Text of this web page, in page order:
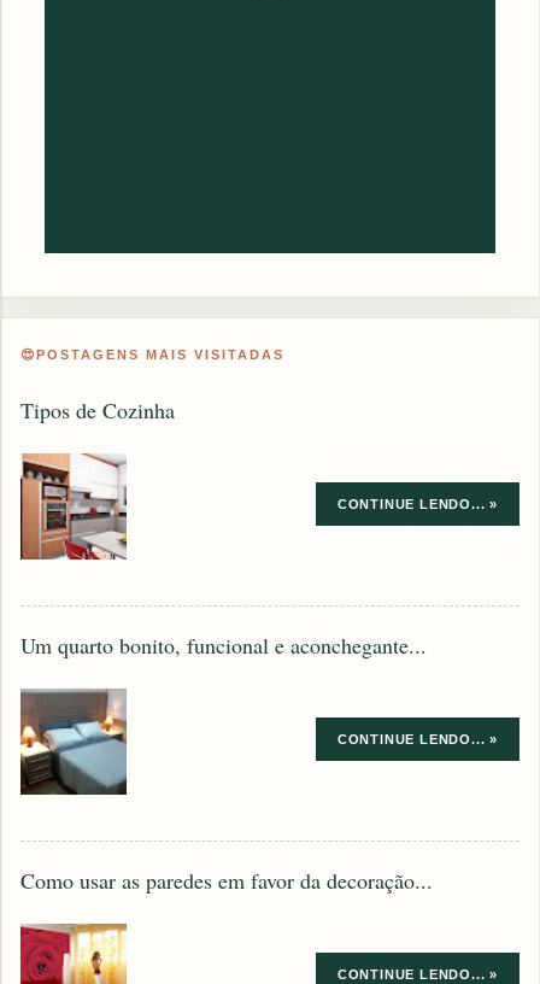
😍POSTAGENS MAIS VISITADAS
Tipos de Cozinha
CONTINUE LENDO... »
Um quarto bonito, funcional e aconchegante...
CONTINUE LENDO... »
Como usar as paredes em favor da decoração...
CONTINUE LENDO... »